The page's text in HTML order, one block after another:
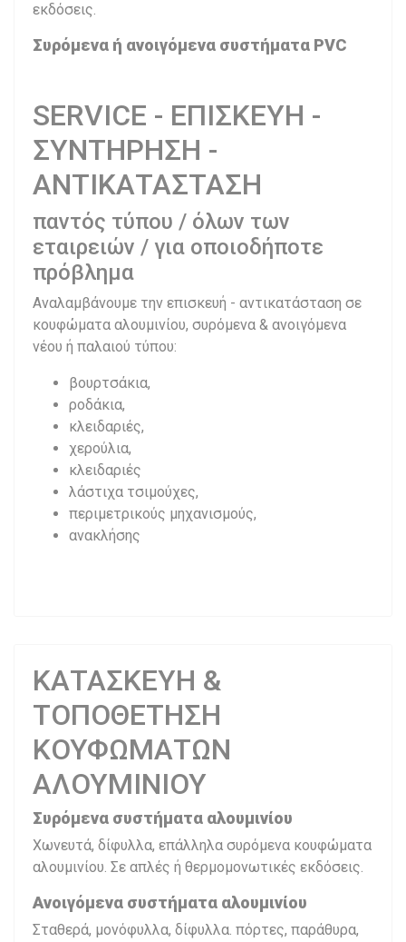
εκδόσεις.
Συρόμενα ή ανοιγόμενα συστήματα PVC
SERVICE - ΕΠΙΣΚΕΥΗ -
ΣΥΝΤΗΡΗΣΗ -
ΑΝΤΙΚΑΤΑΣΤΑΣΗ
παντός τύπου / όλων των
εταιρειών / για οποιοδήποτε
πρόβλημα
Αναλαμβάνουμε την επισκευή - αντικατάσταση σε
κουφώματα αλουμινίου, συρόμενα & ανοιγόμενα
νέου ή παλαιού τύπου:
βουρτσάκια,
ροδάκια,
κλειδαριές,
χερούλια,
κλειδαριές
λάστιχα τσιμούχες,
περιμετρικούς μηχανισμούς,
ανακλήσης
ΚΑΤΑΣΚΕΥΗ &
ΤΟΠΟΘΕΤΗΣΗ
ΚΟΥΦΩΜΑΤΩΝ
ΑΛΟΥΜΙΝΙΟΥ
Συρόμενα συστήματα αλουμινίου
Χωνευτά, δίφυλλα, επάλληλα συρόμενα κουφώματα
αλουμινίου. Σε απλές ή θερμομονωτικές εκδόσεις.
Ανοιγόμενα συστήματα αλουμινίου
Σταθερά, μονόφυλλα, δίφυλλα. πόρτες, παράθυρα,